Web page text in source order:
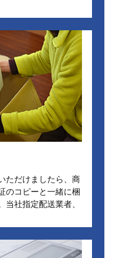
ただけましたら、商
のコピーと一緒に梱
社指定配送業者、